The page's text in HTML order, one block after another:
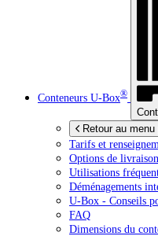
Conteneurs U-Box®
Retour au menu
Tarifs et
Options de livraison
Utilisations
Déménagements
U-Box - Conseils
FAQ
Dimensions du